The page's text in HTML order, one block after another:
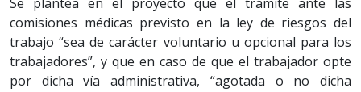
comisiones médicas previsto en la ley de riesgos del
trabajo “sea de carácter voluntario u opcional para los
trabajadores”, y que en caso de que el trabajador opte
por dicha vía administrativa, “agotada o no dicha